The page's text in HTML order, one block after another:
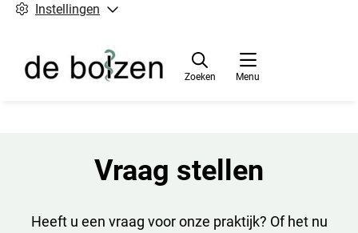
Instellingen
Menu
Zoeken
Vraag stellen
Heeft u een vraag voor onze praktijk? Of het nu